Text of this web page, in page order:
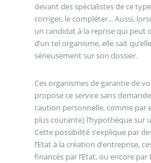
devant des spécialistes de ce
corriger, le compléter... Aussi,
un candidat à la reprise qui peut
d’un tel organisme, elle sait
sérieusement sur son dossier.
Ces organismes de garantie de
propose ce service sans
caution personnelle, comme par
plus courante) l’hypothèque sur
Cette possibilité s’explique par
l’Etat à la création d’entreprise,
financés par l’Etat, ou encore par